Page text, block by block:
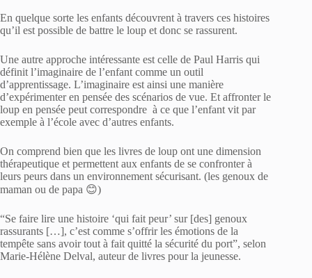
En quelque sorte les enfants découvrent à travers ces histoires
qu’il est possible de battre le loup et donc se rassurent.
Une autre approche intéressante est celle de Paul Harris qui
définit l’imaginaire de l’enfant comme un outil
d’apprentissage. L’imaginaire est ainsi une manière
d’expérimenter en pensée des scénarios de vue. Et affronter le
loup en pensée peut correspondre à ce que l’enfant vit par
exemple à l’école avec d’autres enfants.
On comprend bien que les livres de loup ont une dimension
thérapeutique et permettent aux enfants de se confronter à
leurs peurs dans un environnement sécurisant. (les genoux de
maman ou de papa 😊)
“Se faire lire une histoire ‘qui fait peur’ sur [des] genoux
rassurants […], c’est comme s’offrir les émotions de la
tempête sans avoir tout à fait quitté la sécurité du port”, selon
Marie-Hélène Delval, auteur de livres pour la jeunesse.